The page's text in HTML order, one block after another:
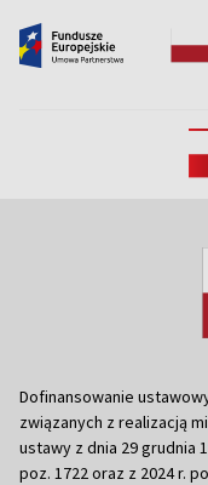
Dofinansowanie
związanych z realizacją
ustawy z dnia 29 grudnia
poz. 1722 oraz z 2024 r.